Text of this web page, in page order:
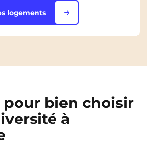
logements
pour bien choisir
à